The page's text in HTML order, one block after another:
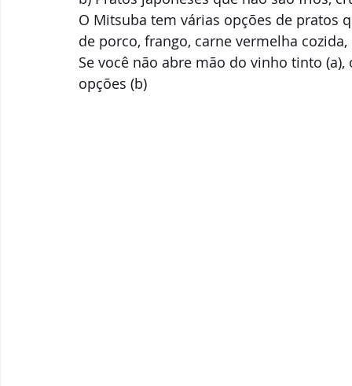
O Mitsuba tem várias opções de pratos
de porco, frango, carne vermelha
Se você não abre mão do vinho tinto
opções (b)